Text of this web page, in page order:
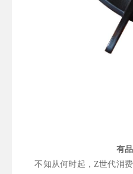
有
不知从何时起，Z世代消费